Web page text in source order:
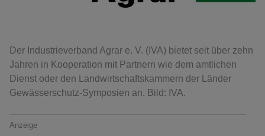
Der Industrieverband Agrar e. V. (IVA) bietet seit über zehn
Jahren in Kooperation mit Partnern wie dem amtlichen
Dienst oder den Landwirtschaftskammern der Länder
Gewässerschutz-Symposien an. Bild: IVA.
Anzeige